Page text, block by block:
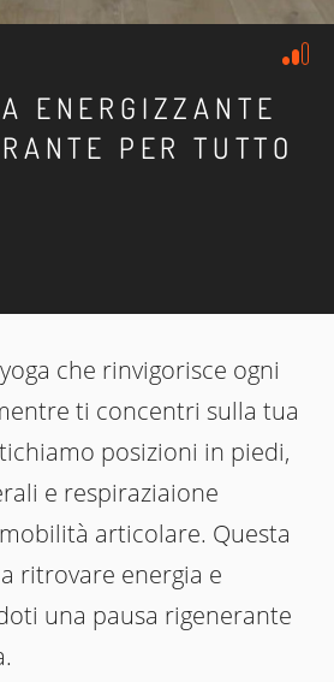
ENERGIZZANTE
PER TUTTO
che rinvigorisce ogni
ti concentri sulla tua
posizioni in piedi,
e respiraziaione
articolare. Questa
ritrovare energia e
una pausa rigenerante